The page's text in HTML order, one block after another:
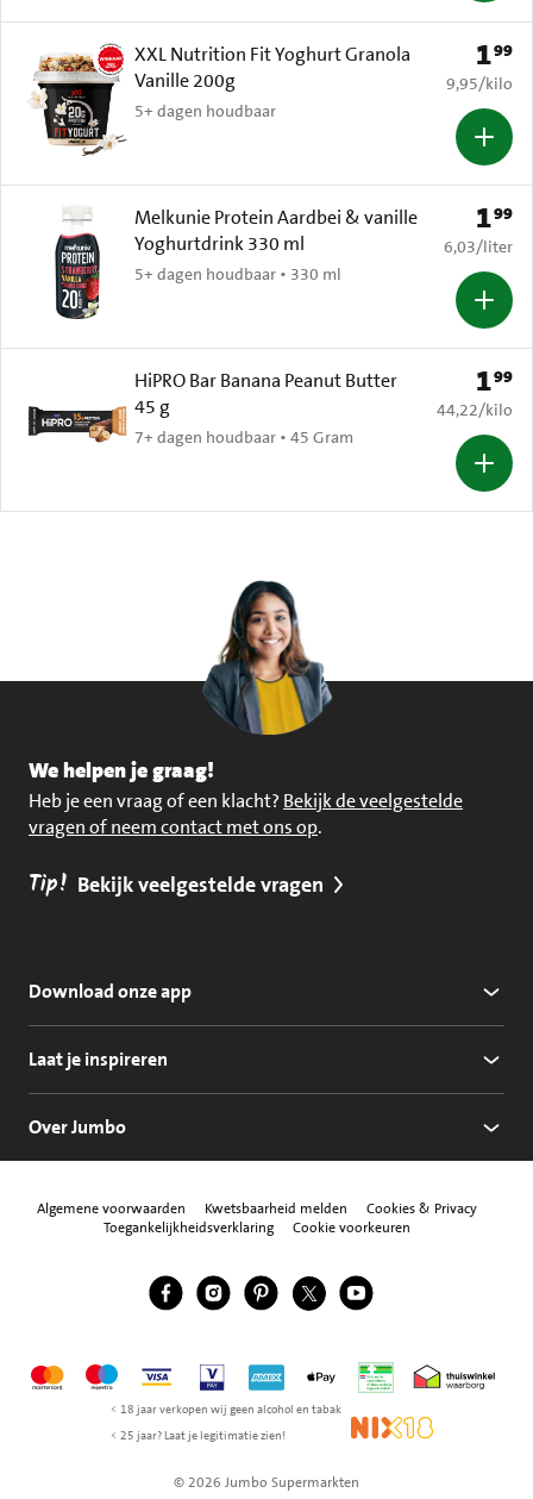
XXL Nutrition Fit Yoghurt Granola
Vanille 200g
5+ dagen houdbaar
Prijs:
199
€ 9,95 per
9,95/kilo
Melkunie Protein Aardbei & vanille
Yoghurtdrink 330 ml
5+ dagen houdbaar • 330 ml
Prijs:
199
€ 6,03 per
6,03/liter
HiPRO Bar Banana Peanut Butter
45 g
7+ dagen houdbaar • 45 Gram
Prijs:
199
€ 44,22 per
44,22/kilo
We helpen je graag!
Heb je een vraag of een klacht? Bekijk de veelgestelde
vragen of neem contact met ons op.
Tip! Bekijk veelgestelde vragen
Download onze app
Laat je inspireren
Over Jumbo
Algemene voorwaarden Kwetsbaarheid melden
Cookies & Privacy
Toegankelijkheidsverklaring
Cookie voorkeuren
Volg ons
Jumbo Facebook
Jumbo Instagram
Jumbo Pinterest
Jumbo Twitter
Jumbo YouTube
MastercardMaestroVisa Vpay American Express
Apple Pay Thuiswinkel
< 18 jaar verkopen wij geen alcohol en tabak
< 25 jaar? Laat je legitimatie zien!
NIX18
© 2026 Jumbo Supermarkten